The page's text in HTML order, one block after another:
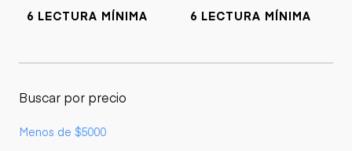
6 LECTURA MÍNIMA 6 LECTURA MÍNIMA
Buscar por precio
Menos de $5000